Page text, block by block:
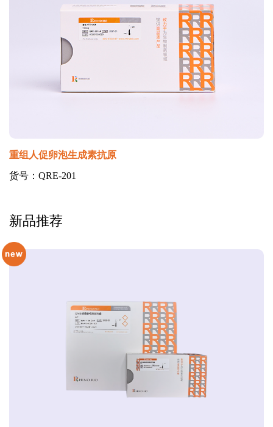
重组人促卵泡生成素抗原
货号：QRE-201
新品推荐